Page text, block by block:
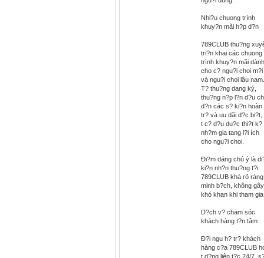
Nhi?u chuong trình
khuy?n mãi h?p d?n
789CLUB thu?ng
tri?n khai các chuong
trình khuy?n mãi dành
cho c? ngu?i choi m?i
và ngu?i choi lâu nam.
T? thu?ng dang ký,
thu?ng n?p l?n d?u
d?n các s? ki?n hoàn
tr? và uu dãi d?c bi?t,
t c? d?u du?c thi?t k?
nh?m gia tang l?i ích
cho ngu?i choi.
Ði?m dáng chú ý là
ki?n nh?n thu?ng t?i
789CLUB khá rõ
minh b?ch, không gây
khó khan khi tham
D?ch v? cham sóc
khách hàng t?n tâm
Ð?i ngu h? tr? khách
hàng c?a 789CLUB
t d?ng liên t?c 24/7,